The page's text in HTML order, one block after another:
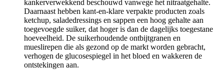
kankerverwekkend beschouwd vanwege het nitraatgehalte.
Daarnaast hebben kant-en-klare verpakte producten zoals
ketchup, saladedressings en sappen een hoog gehalte aan
toegevoegde suiker, dat hoger is dan de dagelijks toegestane
hoeveelheid. De suikerhoudende ontbijtgranen en
mueslirepen die als gezond op de markt worden gebracht,
verhogen de glucosespiegel in het bloed en wakkeren de
ontstekingen aan.